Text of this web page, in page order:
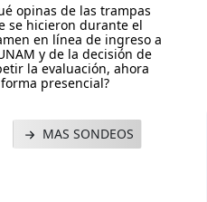
opinas de las trampas
se hicieron durante el
en línea de ingreso a
y de la decisión de
la evaluación, ahora
presencial?
MAS SONDEOS